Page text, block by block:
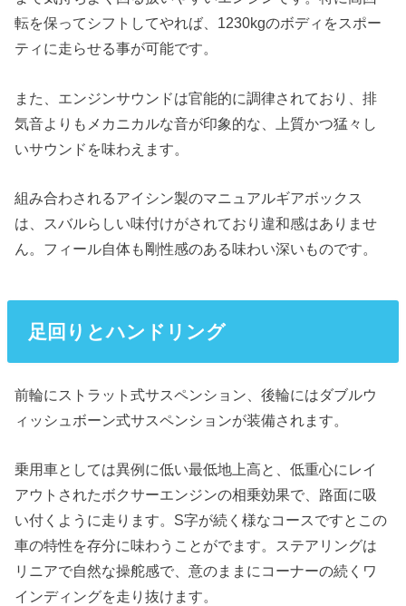
転を保ってシフトしてやれば、1230kgのボディをスポー
ティに走らせる事が可能です。
また、エンジンサウンドは官能的に調律されており、排
気音よりもメカニカルな音が印象的な、上質かつ猛々し
いサウンドを味わえます。
組み合わされるアイシン製のマニュアルギアボックス
は、スバルらしい味付けがされており違和感はありませ
ん。フィール自体も剛性感のある味わい深いものです。
足回りとハンドリング
前輪にストラット式サスペンション、後輪にはダブルウ
ィッシュボーン式サスペンションが装備されます。
乗用車としては異例に低い最低地上高と、低重心にレイ
アウトされたボクサーエンジンの相乗効果で、路面に吸
い付くように走ります。S字が続く様なコースですとこの
車の特性を存分に味わうことがでます。ステアリングは
リニアで自然な操舵感で、意のままにコーナーの続くワ
インディングを走り抜けます。